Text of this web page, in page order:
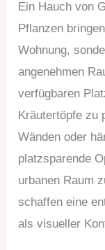
Ein Hauch von
Pflanzen
Wohnung,
angenehmen
verfügbaren
Kräutertöpfe zu
Wänden oder
platzsparende
urbanen Raum
schaffen eine
als visueller